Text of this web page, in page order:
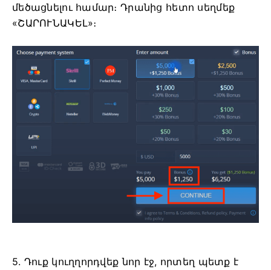
մեծացնելու համար։ Դրանից հետո սեղմեք
«ՇԱՐՈՒՆԱԿԵԼ»։
5. Դուք կուղղորդվեք նոր էջ, որտեղ պետք է